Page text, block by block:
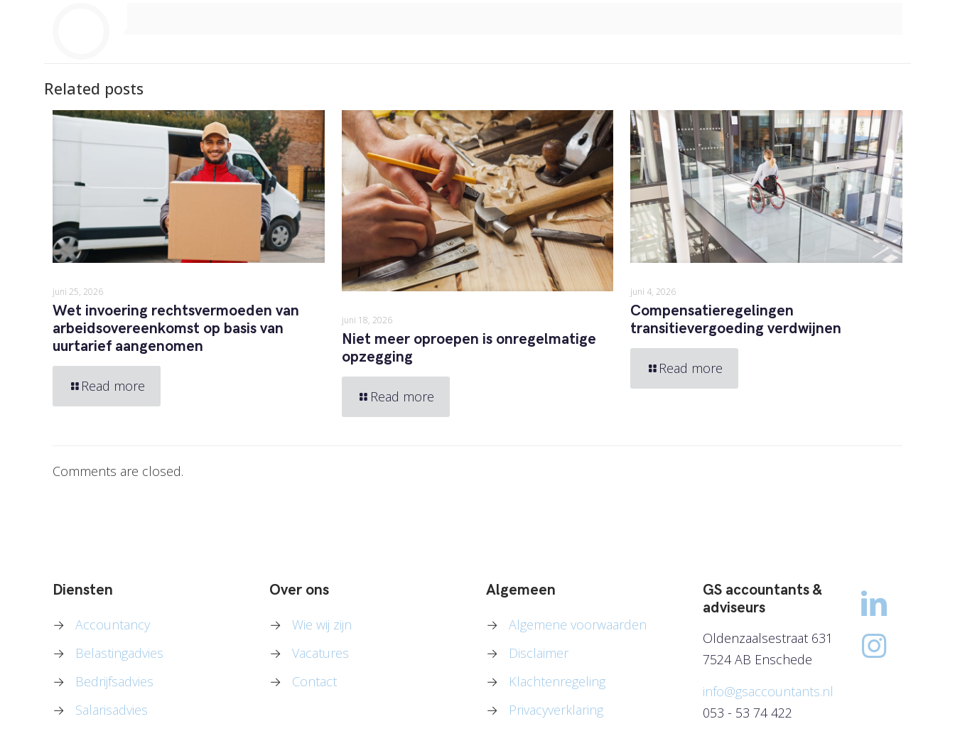
Related posts
juni 25, 2026
Wet invoering rechtsvermoeden van
arbeidsovereenkomst op basis van
uurtarief aangenomen
Read more
juni 18, 2026
Niet meer oproepen is onregelmatige
opzegging
Read more
juni 4, 2026
Compensatieregelingen
transitievergoeding verdwijnen
Read more
Comments are closed.
Diensten
→
Accountancy
→
Belastingadvies
→
Bedrijfsadvies
→
Salarisadvies
Over ons
→
Wie wij zijn
→
Vacatures
→
Contact
Algemeen
→
Algemene voorwaarden
→
Disclaimer
→
Klachtenregeling
→
Privacyverklaring
GS accountants &
adviseurs
Oldenzaalsestraat 631
7524 AB Enschede
info@gsaccountants.nl
053 - 53 74 422